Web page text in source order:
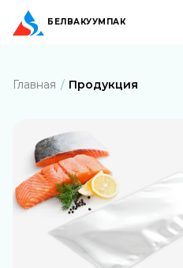
БЕЛВАКУУМПАК
Главная Продукция